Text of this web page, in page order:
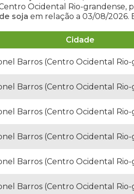
Ocidental Rio-
soja em relação a 03/08/2026.
Cidade
Barros (Centro Ocidental Rio-
Barros (Centro Ocidental Rio-
Barros (Centro Ocidental Rio-
Barros (Centro Ocidental Rio-
Barros (Centro Ocidental Rio-
Barros (Centro Ocidental Rio-